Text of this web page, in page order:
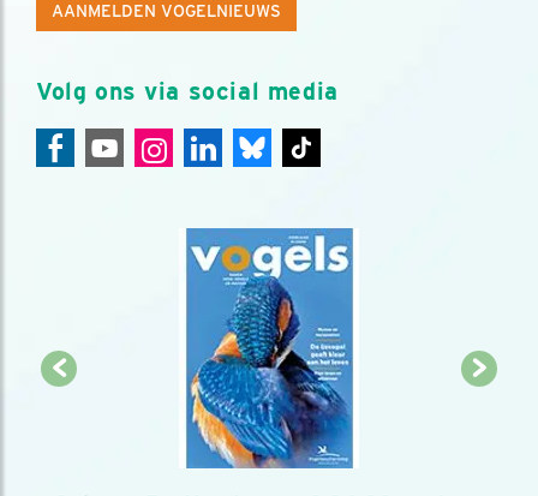
AANMELDEN VOGELNIEUWS
Volg ons via social media